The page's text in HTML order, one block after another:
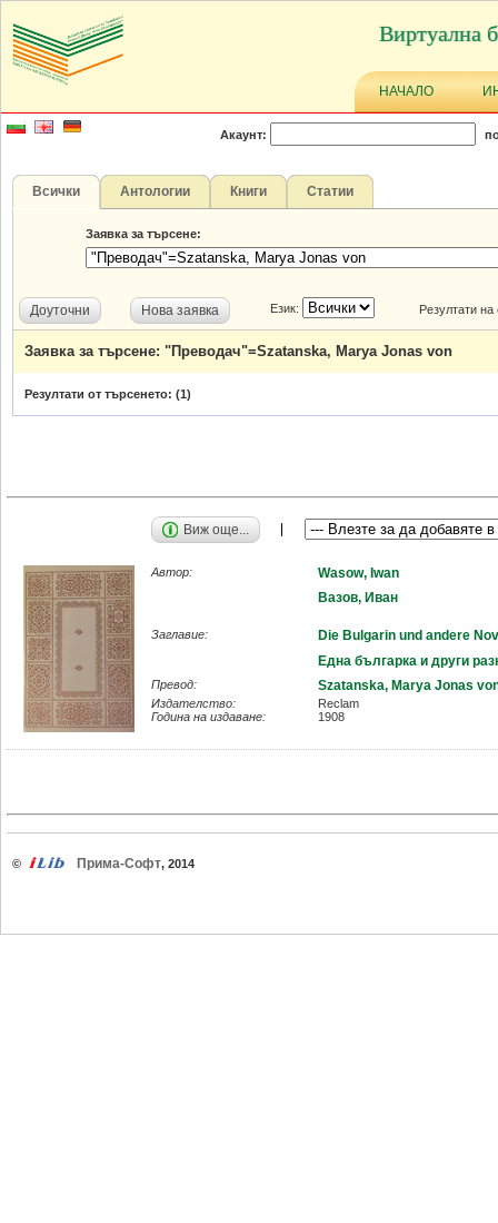
Виртуална
НАЧАЛО
Акаунт:
Всички Антологии Книги Статии
Заявка за търсене:
Доуточни Нова заявка Език: Резултати
Заявка за търсене: "Преводач"=Szatanska, Marya Jonas von
Резултати от търсенето: (1)
Виж още...
Автор:
Wasow, Iwan
Вазов, Иван
Заглавие:
Die Bulgarin und andere
Една българка и други
Превод: Szatanska, Marya Jonas
Издателство:
Reclam
Година на издаване:
1908
© Прима-Софт, 2014